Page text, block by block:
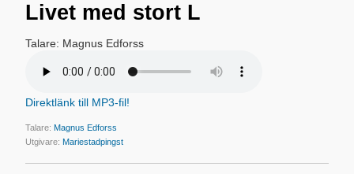
Livet med stort L
Talare: Magnus Edforss
Direktlänk till MP3-fil!
Talare:Magnus Edforss
Utgivare:Mariestadpingst